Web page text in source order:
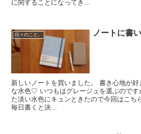
に関することになってき...
日々のこと。 ノートに書
新しいノートを買いました。 書き心地が
な水色♡ いつもはグレージュを選ぶのです
た淡い水色にキュンときたので今回はこち
毎日書くと決...